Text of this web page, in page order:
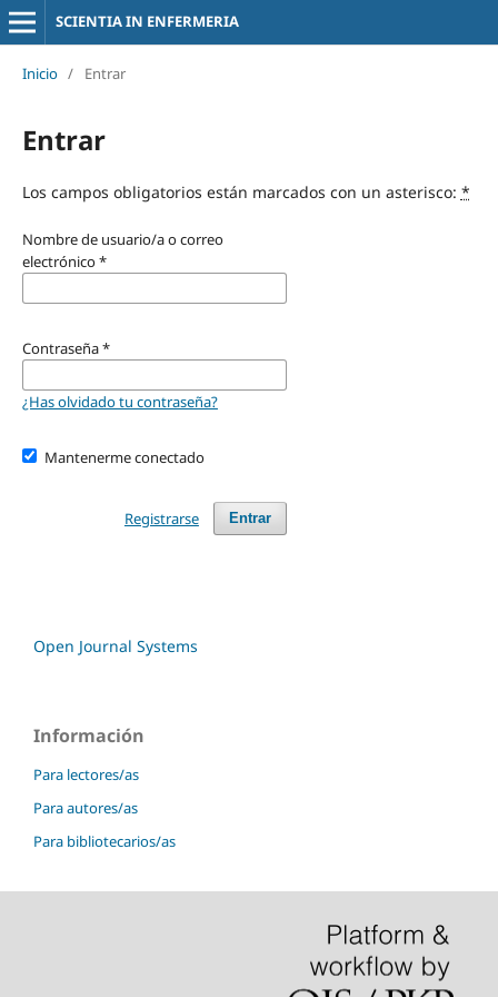
SCIENTIA IN ENFERMERIA
Inicio / Entrar
Entrar
Los campos obligatorios están marcados con un asterisco: *
Nombre de usuario/a o correo
electrónico*
Contraseña*
¿Has olvidado tu contraseña?
Mantenerme conectado
Entrar
Registrarse
Open Journal Systems
Información
Para lectores/as
Para autores/as
Para bibliotecarios/as